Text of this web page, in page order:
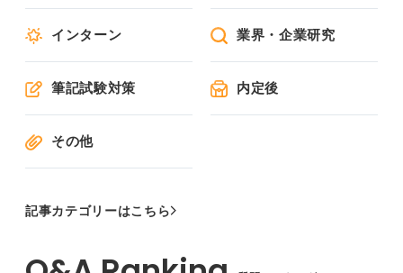
インターン 業界・企業研究
筆記試験対策 内定後
その他
記事カテゴリーはこちら